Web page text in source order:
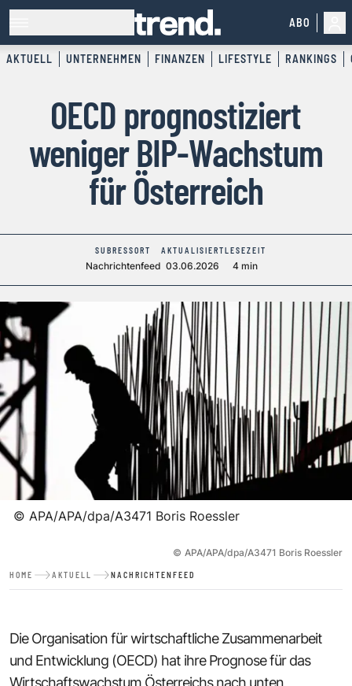
ABO
AKTUELL UNTERNEHMEN FINANZEN LIFESTYLE RANKINGS
OECD prognostiziert
weniger BIP-Wachstum
für Österreich
SUBRESSORT
Nachrichtenfeed
AKTUALISIERT
03.06.2026
LESEZEIT
4 min
© APA/APA/dpa/A3471 Boris Roessler
© APA/APA/dpa/A3471 Boris Roessler
HOME AKTUELL NACHRICHTENFEED
Die Organisation für wirtschaftliche Zusammenarbeit
und Entwicklung (OECD) hat ihre Prognose für das
Wirtschaftswachstum Österreichs nach unten